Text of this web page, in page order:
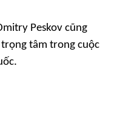
Peskov cũng
trọng tâm trong cuộc